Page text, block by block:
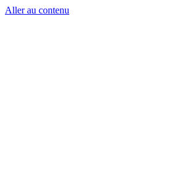
Aller au contenu